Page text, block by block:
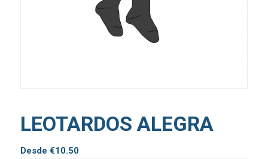
LEOTARDOS ALEGRA
Desde €10.50